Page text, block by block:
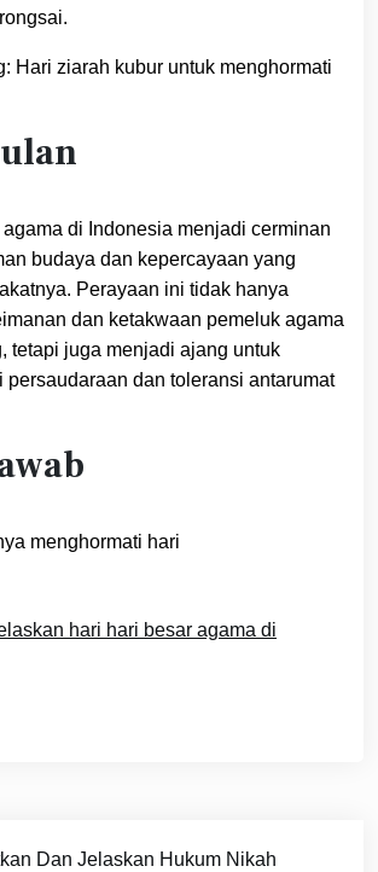
Hari ziarah kubur untuk menghormati
di Indonesia menjadi cerminan
budaya dan kepercayaan yang
Perayaan ini tidak hanya
dan ketakwaan pemeluk agama
tetapi juga menjadi ajang untuk
persaudaraan dan toleransi antarumat
menghormati hari
hari hari besar agama di
Dan Jelaskan Hukum Nikah